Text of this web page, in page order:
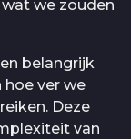
we zouden
belangrijk
hoe ver we
Deze
van